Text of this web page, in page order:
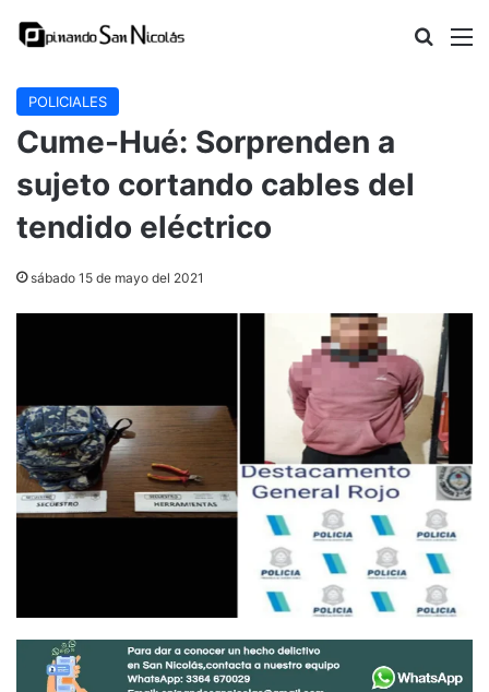
Buscar
POLICIALES
Cume-Hué: Sorprenden a
sujeto cortando cables del
tendido eléctrico
sábado 15 de mayo del 2021